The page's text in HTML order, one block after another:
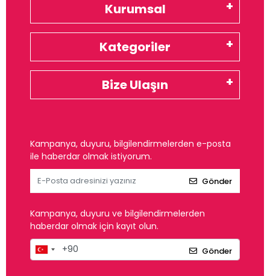
Kurumsal
Kategoriler
Bize Ulaşın
Kampanya, duyuru, bilgilendirmelerden e-posta
ile haberdar olmak istiyorum.
Gönder
Kampanya, duyuru ve bilgilendirmelerden
haberdar olmak için kayıt olun.
Gönder